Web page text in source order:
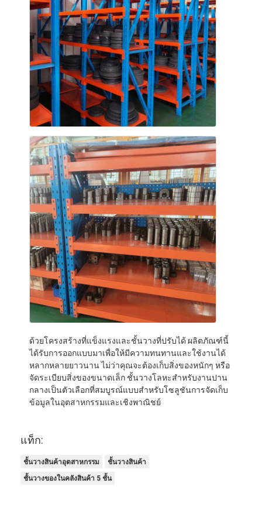
กล่องพอลเล็ตโลหะ
กรงเครือสาย
ด้วยโครงสร้างที่แข็งแรงและชั้นวางที่ปรับได้ ผลิตภัณฑ์นี้
ได้รับการออกแบบมาเพื่อให้มีความทนทานและใช้งานได้
หลากหลายยาวนาน ไม่ว่าคุณจะต้องเก็บสิ่งของหนักๆ หรือ
จัดระเบียบสิ่งของขนาดเล็ก ชั้นวางโลหะสำหรับงานปาน
กลางเป็นตัวเลือกที่สมบูรณ์แบบสำหรับโซลูชันการจัดเก็บ
ข้อมูลในอุตสาหกรรมและเชิงพาณิชย์
แท็ก:
ชั้นวางสินค้าอุตสาหกรรม
ชั้นวางสินค้า
ชั้นวางของในคลังสินค้า 5 ชั้น